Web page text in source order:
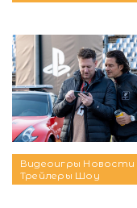
Видеоигры Новости
Трейлеры Шоу